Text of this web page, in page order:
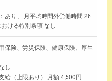
あり、 月平均時間外労働時間 26
ける特別条項 なし
保険、労災保険、健康保険、厚生
し
給（上限あり） 月額 4,500円